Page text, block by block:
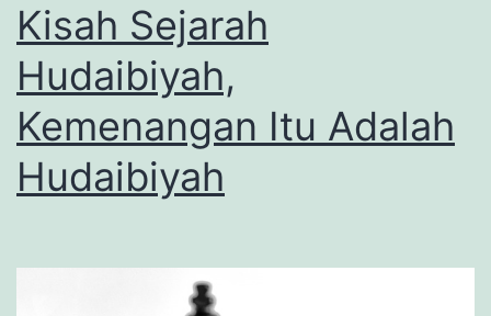
Kisah Sejarah
Hudaibiyah,
Kemenangan Itu Adalah
Hudaibiyah